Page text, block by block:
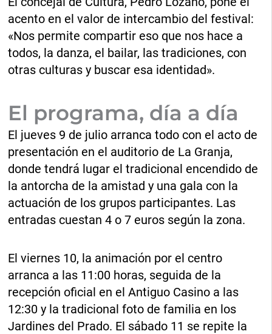
acento en el valor de intercambio del festival:
«Nos permite compartir eso que nos hace a
todos, la danza, el bailar, las tradiciones, con
otras culturas y buscar esa identidad».
El programa, día a día
El jueves 9 de julio arranca todo con el acto de
presentación en el auditorio de La Granja,
donde tendrá lugar el tradicional encendido de
la antorcha de la amistad y una gala con la
actuación de los grupos participantes. Las
entradas cuestan 4 o 7 euros según la zona.
El viernes 10, la animación por el centro
arranca a las 11:00 horas, seguida de la
recepción oficial en el Antiguo Casino a las
12:30 y la tradicional foto de familia en los
Jardines del Prado. El sábado 11 se repite la